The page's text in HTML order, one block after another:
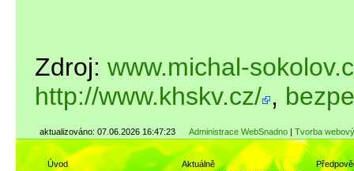
Zdroj: www.michal-
http://www.khskv.cz/ ,
Administrace WebSnadno| Tvorba
aktualizováno: 07.06.2026 16:47:23
Úvod
Aktuálně